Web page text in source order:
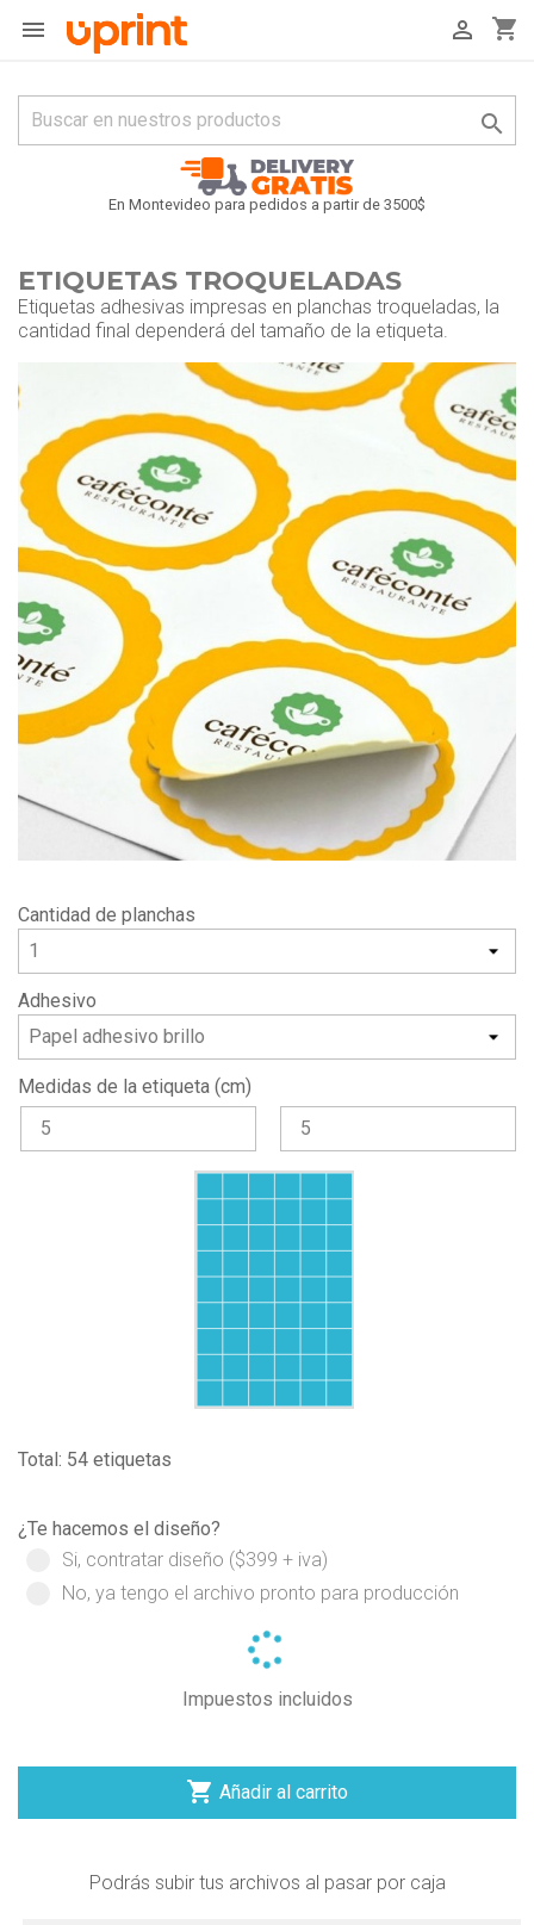
 shopping_cart


En Montevideo para pedidos a partir de 3500$
ETIQUETAS TROQUELADAS
Etiquetas adhesivas impresas en planchas troqueladas, la
cantidad final dependerá del tamaño de la etiqueta.
Cantidad de planchas
Adhesivo
Medidas de la etiqueta (cm)
Total: 54 etiquetas
¿Te hacemos el diseño?
Si, contratar diseño ($399 + iva)
No, ya tengo el archivo pronto para producción
Impuestos incluidos
 Añadir al carrito
Podrás subir tus archivos al pasar por caja